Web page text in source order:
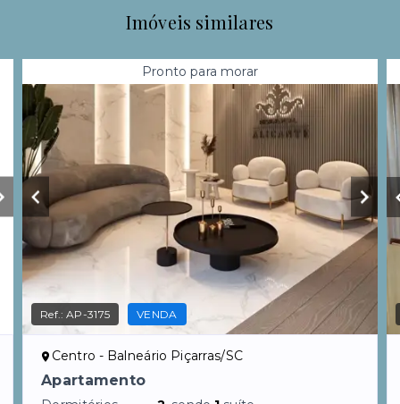
Imóveis similares
Pronto para morar
Ref.:AP-3175 VENDA
Centro - Balneário Piçarras/SC
Apartamento